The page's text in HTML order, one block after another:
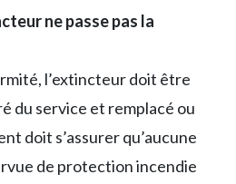
ne passe pas la
l’extincteur doit être
du service et remplacé ou
doit s’assurer qu’aucune
de protection incendie